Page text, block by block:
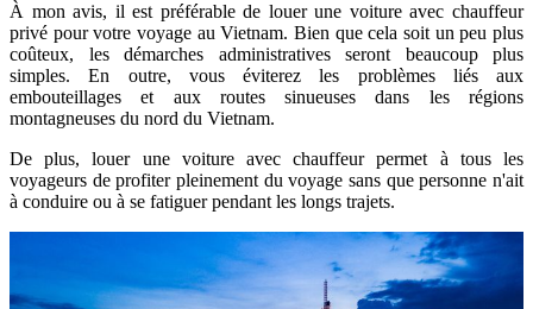
À mon avis, il est préférable de louer une voiture avec chauffeur
privé pour votre voyage au Vietnam. Bien que cela soit un peu plus
coûteux, les démarches administratives seront beaucoup plus
simples. En outre, vous éviterez les problèmes liés aux
embouteillages et aux routes sinueuses dans les régions
montagneuses du nord du Vietnam.
De plus, louer une voiture avec chauffeur permet à tous les
voyageurs de profiter pleinement du voyage sans que personne n'ait
à conduire ou à se fatiguer pendant les longs trajets.